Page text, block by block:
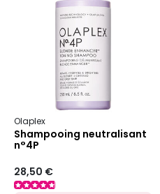
Olaplex
Shampooing neutralisant
n°4P
28,50 €